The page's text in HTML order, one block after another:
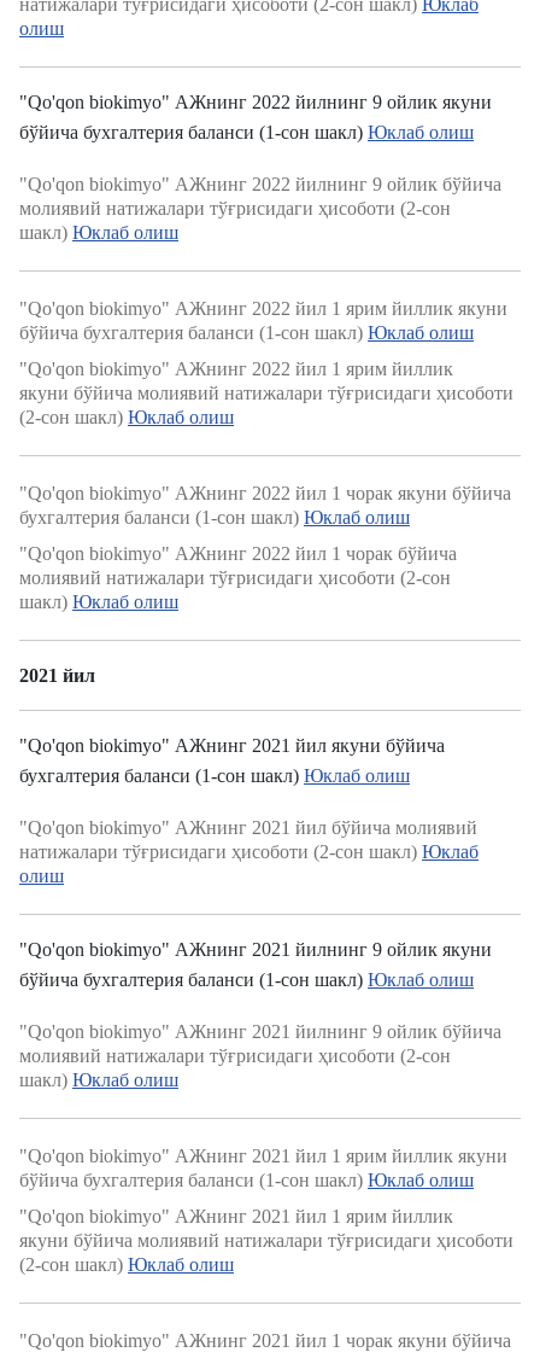
олиш
"Qo'qon biokimyo" АЖнинг 2022 йилнинг 9 ойлик якуни
бўйича бухгалтерия баланси (1-сон шакл) Юклаб олиш
"Qo'qon biokimyo" АЖнинг 2022 йилнинг 9 ойлик бўйича
молиявий натижалари тўғрисидаги ҳисоботи (2-сон
шакл) Юклаб олиш
"Qo'qon biokimyo" АЖнинг 2022 йил 1 ярим йиллик якуни
бўйича бухгалтерия баланси (1-сон шакл) Юклаб олиш
"Qo'qon biokimyo" АЖнинг 2022 йил 1 ярим йиллик
якуни бўйича молиявий натижалари тўғрисидаги ҳисоботи
(2-сон шакл) Юклаб олиш
"Qo'qon biokimyo" АЖнинг 2022 йил 1 чорак якуни бўйича
бухгалтерия баланси (1-сон шакл) Юклаб олиш
"Qo'qon biokimyo" АЖнинг 2022 йил 1 чорак бўйича
молиявий натижалари тўғрисидаги ҳисоботи (2-сон
шакл) Юклаб олиш
2021 йил
"Qo'qon biokimyo" АЖнинг 2021 йил якуни бўйича
бухгалтерия баланси (1-сон шакл) Юклаб олиш
"Qo'qon biokimyo" АЖнинг 2021 йил бўйича молиявий
натижалари тўғрисидаги ҳисоботи (2-сон шакл) Юклаб
олиш
"Qo'qon biokimyo" АЖнинг 2021 йилнинг 9 ойлик якуни
бўйича бухгалтерия баланси (1-сон шакл) Юклаб олиш
"Qo'qon biokimyo" АЖнинг 2021 йилнинг 9 ойлик бўйича
молиявий натижалари тўғрисидаги ҳисоботи (2-сон
шакл) Юклаб олиш
"Qo'qon biokimyo" АЖнинг 2021 йил 1 ярим йиллик якуни
бўйича бухгалтерия баланси (1-сон шакл) Юклаб олиш
"Qo'qon biokimyo" АЖнинг 2021 йил 1 ярим йиллик
якуни бўйича молиявий натижалари тўғрисидаги ҳисоботи
(2-сон шакл) Юклаб олиш
"Qo'qon biokimyo" АЖнинг 2021 йил 1 чорак якуни бўйича